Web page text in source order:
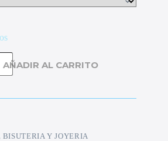
AÑADIR AL CARRITO
BISUTERIA Y JOYERIA